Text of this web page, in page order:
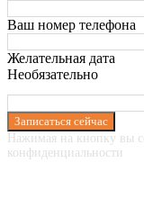
Ваш номер телефона
Желательная дата
Необязательно
Записаться сейчас
Нажимая на кнопку вы
конфиденциальности